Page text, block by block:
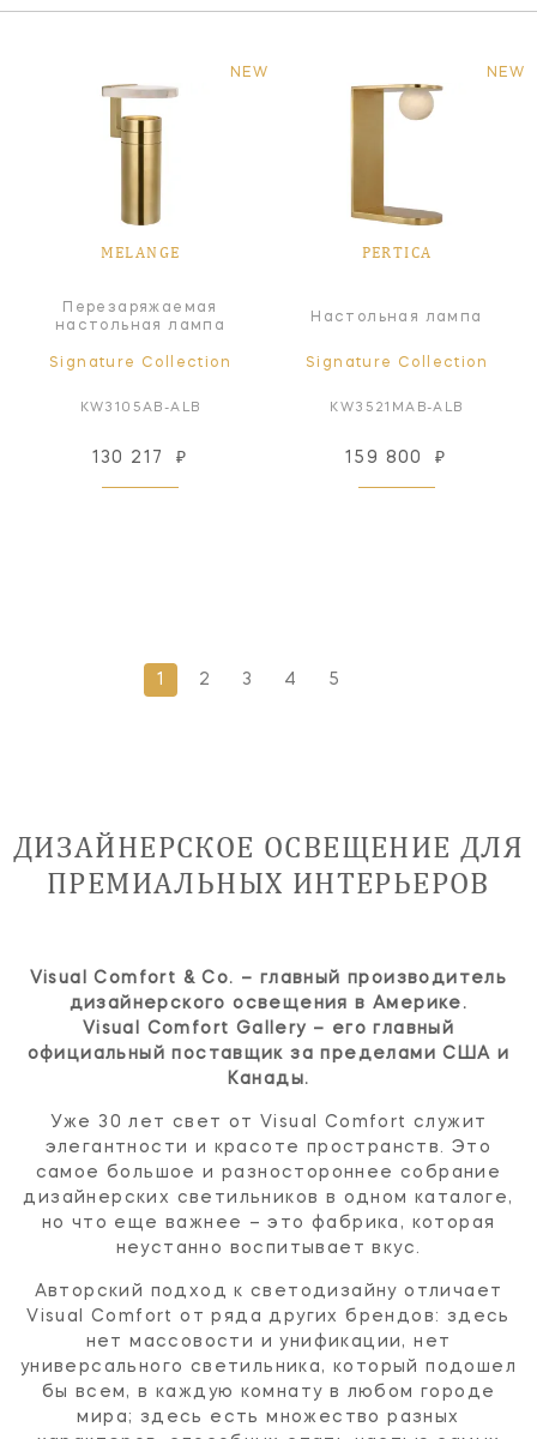
NEW
MELANGE
Перезаряжаемая
настольная лампа
Signature Collection
KW3105AB-ALB
130 217 ₽
NEW
PERTICA
Настольная лампа
Signature Collection
KW3521MAB-ALB
159 800 ₽
1 2 3 4 5
ДИЗАЙНЕРСКОЕ ОСВЕЩЕНИЕ ДЛЯ
ПРЕМИАЛЬНЫХ ИНТЕРЬЕРОВ
Visual Comfort & Co. – главный производитель
дизайнерского освещения в Америке.
Visual Comfort Gallery – его главный
официальный поставщик за пределами США и
Канады.
Уже 30 лет свет от Visual Comfort служит
элегантности и красоте пространств. Это
самое большое и разностороннее собрание
дизайнерских светильников в одном каталоге,
но что еще важнее – это фабрика, которая
неустанно воспитывает вкус.
Авторский подход к светодизайну отличает
Visual Comfort от ряда других брендов: здесь
нет массовости и унификации, нет
универсального светильника, который подошел
бы всем, в каждую комнату в любом городе
мира; здесь есть множество разных